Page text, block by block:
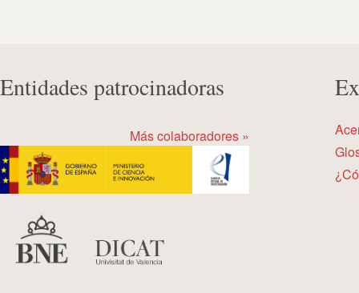
Entidades patrocinadoras
Más colaboradores »